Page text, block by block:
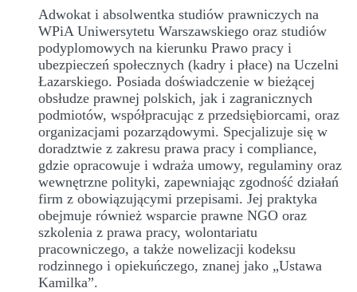
Adwokat i absolwentka studiów prawniczych na
WPiA Uniwersytetu Warszawskiego oraz studiów
podyplomowych na kierunku Prawo pracy i
ubezpieczeń społecznych (kadry i płace) na Uczelni
Łazarskiego. Posiada doświadczenie w bieżącej
obsłudze prawnej polskich, jak i zagranicznych
podmiotów, współpracując z przedsiębiorcami, oraz
organizacjami pozarządowymi. Specjalizuje się w
doradztwie z zakresu prawa pracy i compliance,
gdzie opracowuje i wdraża umowy, regulaminy oraz
wewnętrzne polityki, zapewniając zgodność działań
firm z obowiązującymi przepisami. Jej praktyka
obejmuje również wsparcie prawne NGO oraz
szkolenia z prawa pracy, wolontariatu
pracowniczego, a także nowelizacji kodeksu
rodzinnego i opiekuńczego, znanej jako „Ustawa
Kamilka”.